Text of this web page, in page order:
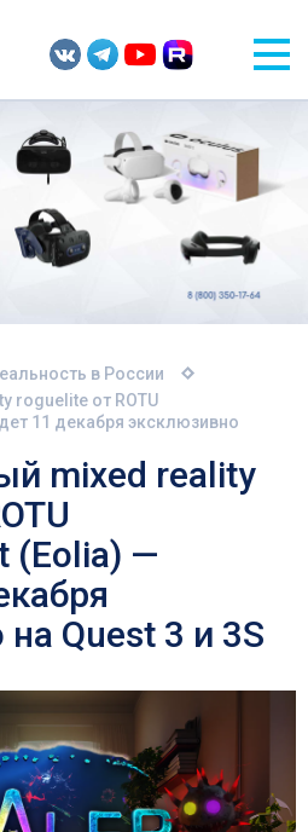
в России
roguelite от ROTU
11 декабря эксклюзивно
mixed reality
(Eolia) —
Quest 3 и 3S